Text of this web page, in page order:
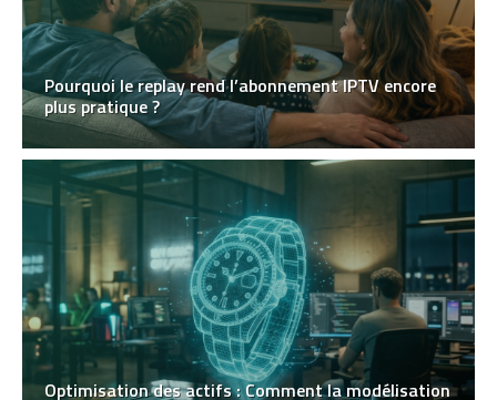
Pourquoi le replay rend l’abonnement IPTV encore
plus pratique ?
Optimisation des actifs : Comment la modélisation